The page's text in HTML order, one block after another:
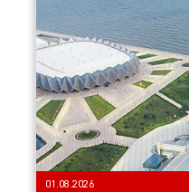
01.08.2026